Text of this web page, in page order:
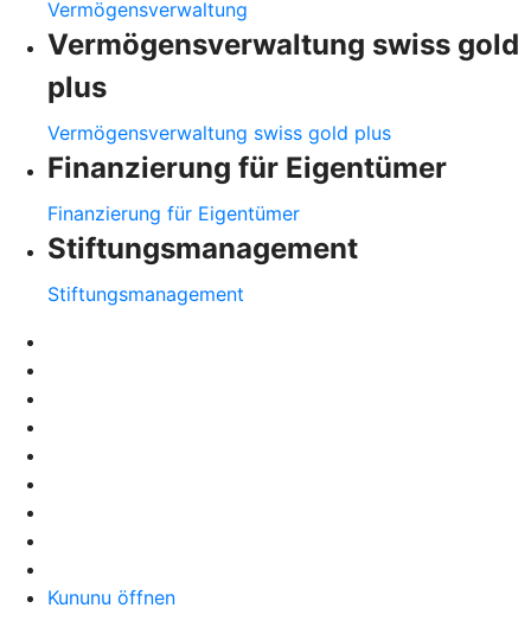
Vermögensverwaltung
Vermögensverwaltung swiss gold
plus
Vermögensverwaltung swiss gold plus
Finanzierung für Eigentümer
Finanzierung für Eigentümer
Stiftungsmanagement
Stiftungsmanagement
Kununu öffnen